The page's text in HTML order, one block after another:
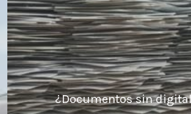
¿Documentos sin